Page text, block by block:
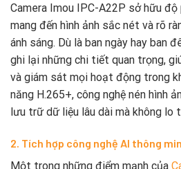
Camera Imou IPC-A22P sở hữu
mang đến hình ảnh sắc nét và rõ
ánh sáng. Dù là ban ngày hay ban
ghi lại những chi tiết quan trọng,
và giám sát mọi hoạt động trong
năng H.265+, công nghệ nén hình
lưu trữ dữ liệu lâu dài mà không lo
2. Tích hợp công nghệ AI thông
Một trong những điểm mạnh của